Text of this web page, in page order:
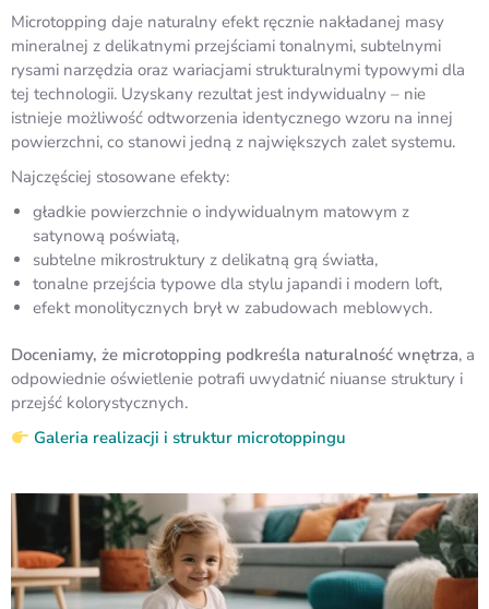
Microtopping daje naturalny efekt ręcznie nakładanej masy
mineralnej z delikatnymi przejściami tonalnymi, subtelnymi
rysami narzędzia oraz wariacjami strukturalnymi typowymi dla
tej technologii. Uzyskany rezultat jest indywidualny – nie
istnieje możliwość odtworzenia identycznego wzoru na innej
powierzchni, co stanowi jedną z największych zalet systemu.
Najczęściej stosowane efekty:
gładkie powierzchnie o indywidualnym matowym z
satynową poświatą,
subtelne mikrostruktury z delikatną grą światła,
tonalne przejścia typowe dla stylu japandi i modern loft,
efekt monolitycznych brył w zabudowach meblowych.
Doceniamy, że microtopping podkreśla naturalność wnętrza, a
odpowiednie oświetlenie potrafi uwydatnić niuanse struktury i
przejść kolorystycznych.
Galeria realizacji i struktur microtoppingu